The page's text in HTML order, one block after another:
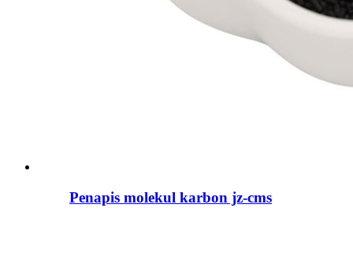
Penapis molekul karbon jz-cms